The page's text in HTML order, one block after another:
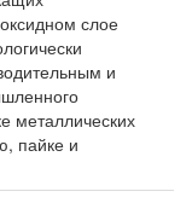
слое
и
металлических
пайке и